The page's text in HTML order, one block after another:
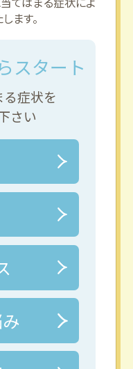
ます。
スタート
症状を
さい